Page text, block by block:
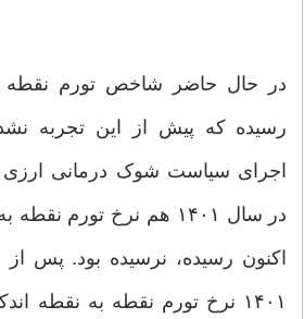
در حال حاضر شاخص تورم نقطه
رسیده که پیش از این تجربه
اجرای سیاست شوک درمانی
در سال ۱۴۰۱ هم نرخ تورم
اکنون رسیده، نرسیده بود. پس